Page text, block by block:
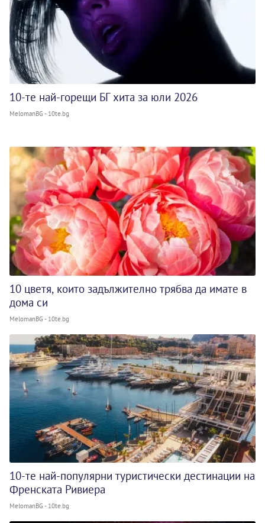
10-те най-горещи БГ хита за юли 2026
MelomanBG - 10te.bg
10 цветя, които задължително трябва да имате в
дома си
MelomanBG - 10te.bg
10-те най-популярни туристически дестинации на
Френската Ривиера
MelomanBG - 10te.bg